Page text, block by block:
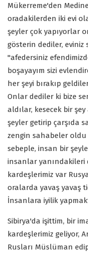
Mükerreme'den
oradakilerden iki evi
şeyler çok yapıyorlar
gösterin dediler,
"afedersiniz
boşayayım sizi
her şeyi bırakıp
Onlar dediler ki bize
aldılar, kesecek bir
şeyler getirip çarşıda
zengin sahabeler oldu
sebeple, insan bir
insanlar yanındakileri
kardeşlerimiz var
oralarda yavaş yavaş
İnsanlara iyilik
Sibirya'da işittim, bir
kardeşlerimiz geliyor,
Rusları Müslüman